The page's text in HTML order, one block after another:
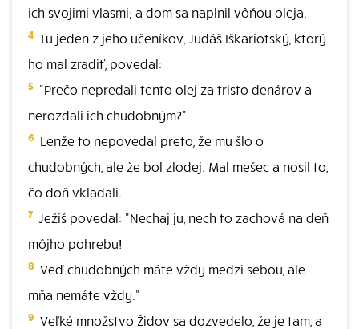
ich svojimi vlasmi; a dom sa naplnil vôňou oleja.
4 Tu jeden z jeho učeníkov, Judáš Iškariotský, ktorý
ho mal zradiť, povedal:
5 "Prečo nepredali tento olej za tristo denárov a
nerozdali ich chudobným?"
6 Lenže to nepovedal preto, že mu šlo o
chudobných, ale že bol zlodej. Mal mešec a nosil to,
čo doň vkladali.
7 Ježiš povedal: "Nechaj ju, nech to zachová na deň
môjho pohrebu!
8 Veď chudobných máte vždy medzi sebou, ale
mňa nemáte vždy."
9 Veľké množstvo Židov sa dozvedelo, že je tam, a